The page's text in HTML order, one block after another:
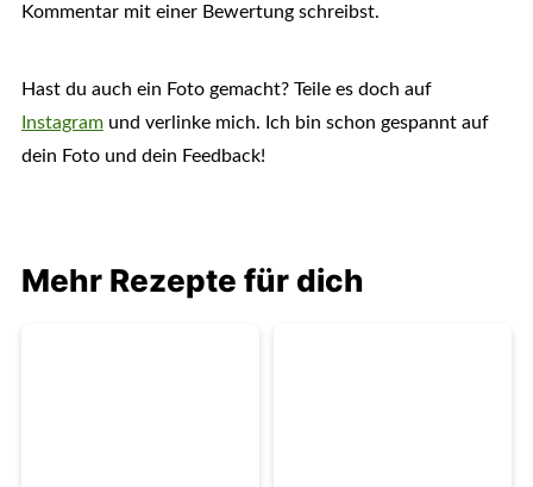
Kommentar mit einer Bewertung schreibst.
Hast du auch ein Foto gemacht? Teile es doch auf
Instagramund verlinke mich. Ich bin schon gespannt auf
dein Foto und dein Feedback!
Mehr Rezepte für dich